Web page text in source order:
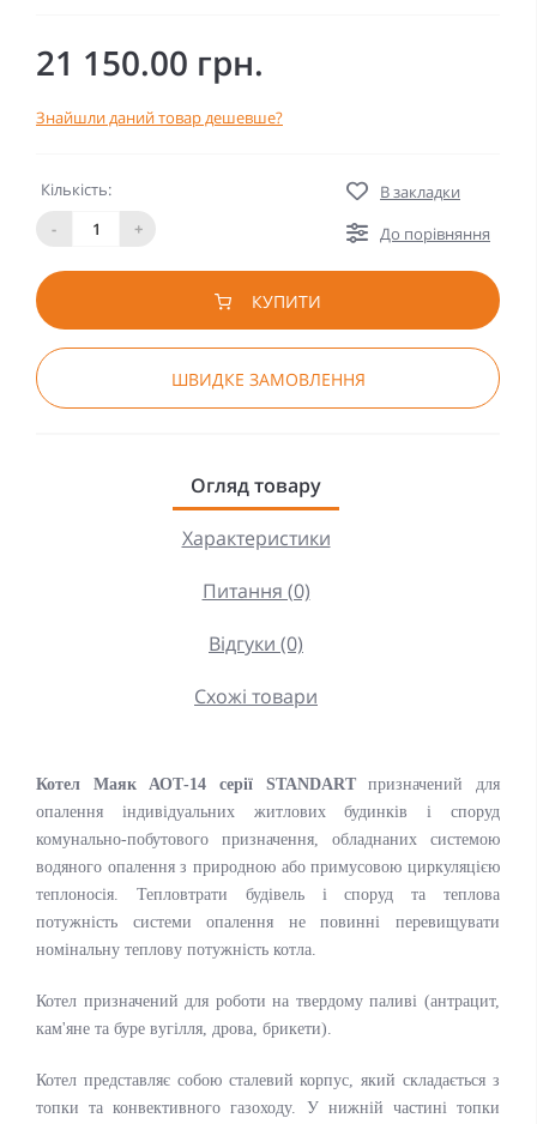
21 150.00 грн.
Знайшли даний товар дешевше?
Кількість:
-
+
В закладки
До порівняння
КУПИТИ
ШВИДКЕ ЗАМОВЛЕННЯ
Огляд товару
Характеристики
Питання (0)
Відгуки (0)
Схожі товари
Котел Маяк АОТ-14 серії STANDART призначений для
опалення індивідуальних житлових будинків і споруд
комунально-побутового призначення, обладнаних системою
водяного опалення з природною або примусовою циркуляцією
теплоносія. Тепловтрати будівель і споруд та теплова
потужність системи опалення не повинні перевищувати
номінальну теплову потужність котла.
Котел призначений для роботи на твердому паливі (антрацит,
кам'яне та буре вугілля, дрова, брикети).
Котел представляє собою сталевий корпус, який складається з
топки та конвективного газоходу. У нижній частині топки